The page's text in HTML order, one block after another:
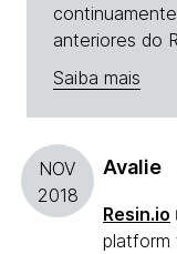
anteriores do
Saiba mais
NOV
2018
Avalie
Resin.io
platform